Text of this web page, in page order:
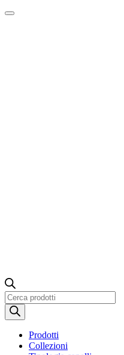
Ricerca
prodotti
Prodotti
Collezioni